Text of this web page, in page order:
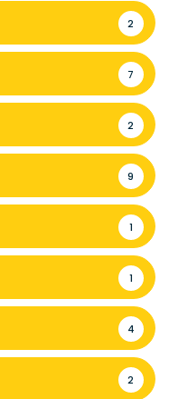
2
7
2
9
1
1
4
2